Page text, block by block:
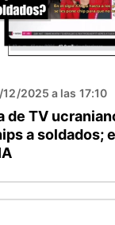
2025 a las 17:10
de TV
a soldados;